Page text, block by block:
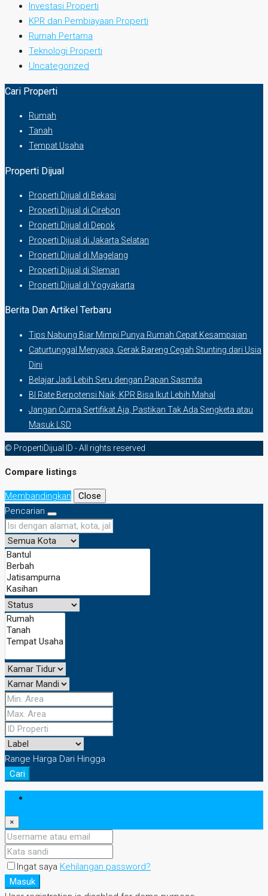
Investasi Properti
KPR dan Pembiayaan Properti
Rumah Pertama
Teknologi Properti
Uncategorized
Cari Properti
Rumah
Tanah
Tempat Usaha
Properti Dijual
Properti Dijual di Bekasi
Properti Dijual di Cirebon
Properti Dijual di Depok
Properti Dijual di Jakarta Selatan
Properti Dijual di Magelang
Properti Dijual di Sleman
Properti Dijual di Yogyakarta
Berita Dan Artikel Terbaru
Tips Nabung Biar Mimpi Punya Rumah Cepat Kesampaian
Caturtunggal Menyapa, Gerak Bareng Cegah Stunting dari Usia
Dini
Belajar Jadi Lebih Seru dengan Papan Sasmita
BI Rate Berpotensi Naik, KPR Bisa Ikut Lebih Mahal
Jangan Cuma Sertifikat Aja, Pastikan Tak Ada Sengketa atau
Masuk LSD
© PropertiDijual.ID - All rights reserved
Compare listings
Membandingkan
Close
Pencarian
Range Harga Dari Hingga
Cari
×
Ingat saya Kehilangan password?
Masuk